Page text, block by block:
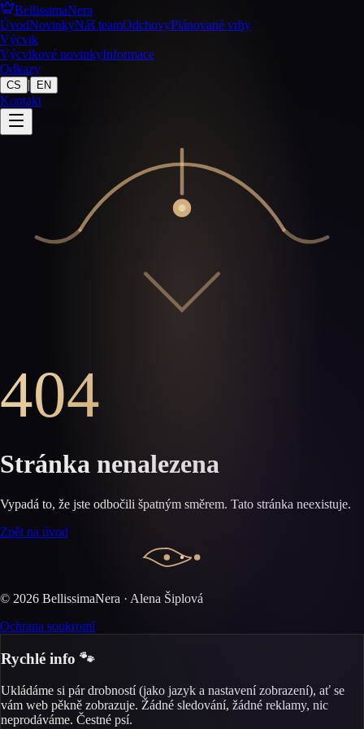
BellissimaNera
ÚvodNovinkyNáš teamOdchovyPlánované vrhy
Výcvik
Výcvikové novinkyInformace
Odkazy
CS | EN
Kontakt
404
Stránka nenalezena
Vypadá to, že jste odbočili špatným směrem. Tato stránka neexistuje.
Zpět na úvod
© 2026 BellissimaNera · Alena Šiplová
Ochrana soukromí
Rychlé info 🐾
Ukládáme si pár drobností (jako jazyk a nastavení zobrazení), ať se
vám web pěkně zobrazuje. Žádné sledování, žádné reklamy, nic
neprodáváme. Čestné psí.